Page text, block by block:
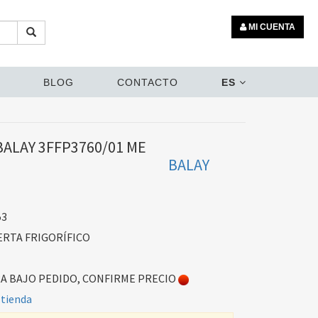
MI CUENTA
BLOG CONTACTO ES
3FFP3760/01 ME
BALAY
FRIGORÍFICO
BAJO PEDIDO, CONFIRME PRECIO